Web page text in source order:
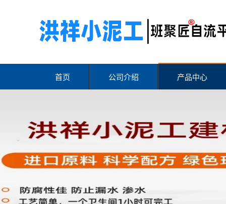
首页 公司介绍 产品中心